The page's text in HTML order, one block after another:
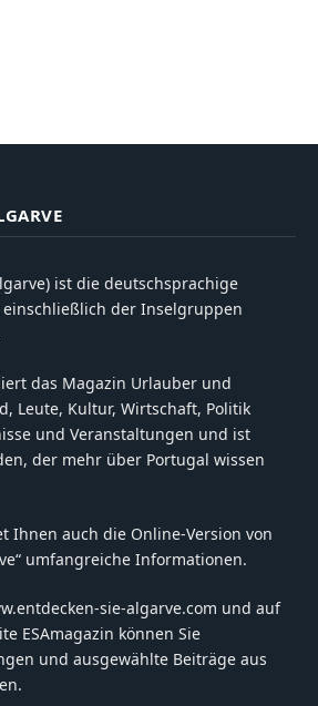
ist die deutschsprachige
der Inselgruppen
das Magazin Urlauber und
Leute, Kultur, Wirtschaft, Politik
und Veranstaltungen und ist
der mehr über Portugal wissen
Ihnen auch die Online-Version von
umfangreiche Informationen.
sie-algarve.com und auf
ESAmagazin können Sie
und ausgewählte Beiträge aus